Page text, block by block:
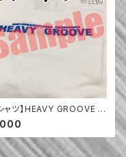
ャツ】HEAVY GROOVE (2
)